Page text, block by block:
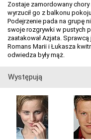
Zostaje zamordowany
wyrzucił go z balkonu
Podejrzenie pada na grupę
swoje rozgrywki w pustych
zaatakował Azjata.
Romans Marii i Łukasza
odwiedza były mąż.
Występują